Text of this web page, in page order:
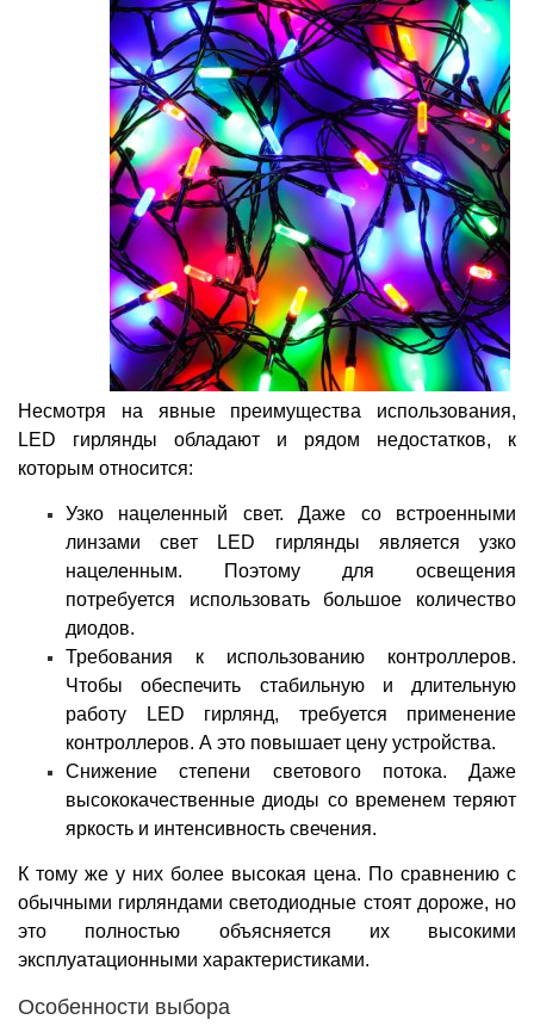
Несмотря на явные преимущества использования,
LED гирлянды обладают и рядом недостатков, к
которым относится:
Узко нацеленный свет. Даже со встроенными
линзами свет LED гирлянды является узко
нацеленным. Поэтому для освещения
потребуется использовать большое количество
диодов.
Требования к использованию контроллеров.
Чтобы обеспечить стабильную и длительную
работу LED гирлянд, требуется применение
контроллеров. А это повышает цену устройства.
Снижение степени светового потока. Даже
высококачественные диоды со временем теряют
яркость и интенсивность свечения.
К тому же у них более высокая цена. По сравнению с
обычными гирляндами светодиодные стоят дороже, но
это полностью объясняется их высокими
эксплуатационными характеристиками.
Особенности выбора